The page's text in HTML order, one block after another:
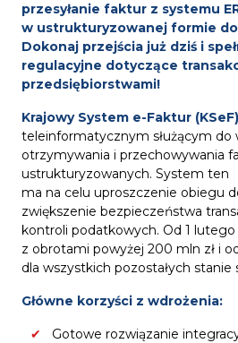
przesyłanie faktur z systemu
w ustrukturyzowanej formie
Dokonaj przejścia już dziś i
regulacyjne dotyczące
przedsiębiorstwami!
Krajowy System e-Faktur (KSeF)
teleinformatycznym służącym do
otrzymywania i przechowywania
ustrukturyzowanych. System ten
ma na celu uproszczenie obiegu
zwiększenie bezpieczeństwa
kontroli podatkowych. Od 1
z obrotami powyżej 200 mln zł i
dla wszystkich pozostałych stanie
Główne korzyści z wdrożenia:
Gotowe rozwiązanie